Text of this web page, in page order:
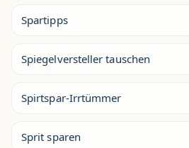
Spartipps
Spiegelversteller tauschen
Spirtspar-Irrtümmer
Sprit sparen